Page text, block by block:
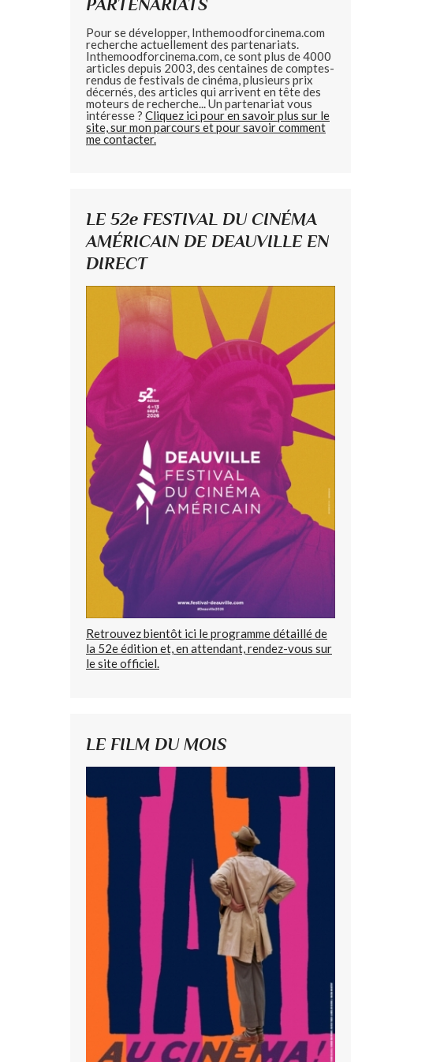
PARTENARIATS
Pour se développer, Inthemoodforcinema.com
recherche actuellement des partenariats.
Inthemoodforcinema.com, ce sont plus de 4000
articles depuis 2003, des centaines de comptes-
rendus de festivals de cinéma, plusieurs prix
décernés, des articles qui arrivent en tête des
moteurs de recherche... Un partenariat vous
intéresse ? Cliquez ici pour en savoir plus sur le
site, sur mon parcours et pour savoir comment
me contacter.
LE 52e FESTIVAL DU CINÉMA
AMÉRICAIN DE DEAUVILLE EN
DIRECT
Retrouvez bientôt ici le programme détaillé de
la 52e édition et, en attendant, rendez-vous sur
le site officiel.
LE FILM DU MOIS